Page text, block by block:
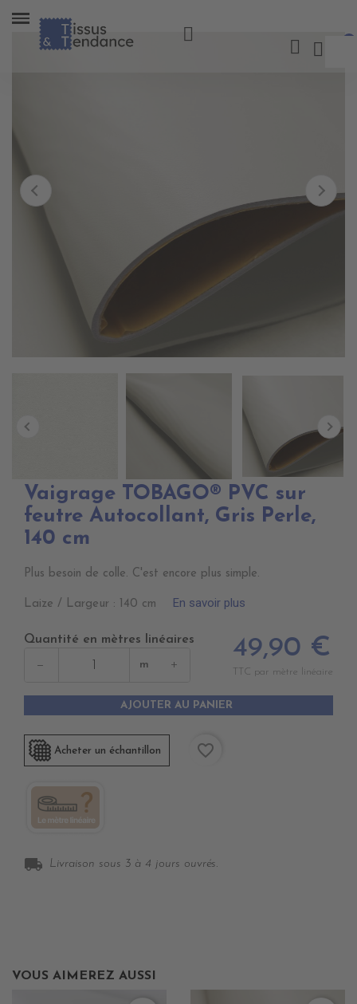
Vaigrage TOBAGO® PVC sur
feutre Autocollant, Gris Perle,
140 cm
Plus besoin de colle. C'est encore plus simple.
Laize / Largeur : 140 cm En savoir plus
Quantité en mètres linéaires
− m +
49,90 €
TTC par mètre linéaire
AJOUTER AU PANIER
Acheter un échantillon favorite_border
local_shipping Livraison sous 3 à 4 jours ouvrés.
VOUS AIMEREZ AUSSI